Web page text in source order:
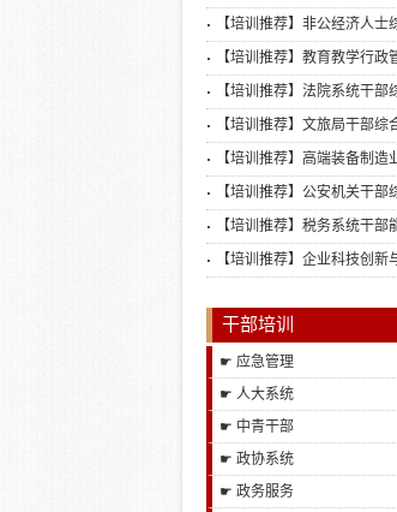
【培训推荐】非公经济人士
【培训推荐】教育教学行
【培训推荐】法院系统干部
【培训推荐】文旅局干部综
【培训推荐】高端装备制
训【培训推荐】公安机关干部
【培训推荐】税务系统干部
【培训推荐】企业科技创新
干部培训
☛ 应急管理
☛ 人大系统
☛ 中青干部
☛ 政协系统
☛ 政务服务